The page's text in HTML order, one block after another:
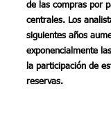
de las compras por
centrales. Los
siguientes años
exponencialmente
la participación de
reservas.